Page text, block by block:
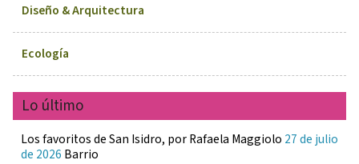
Diseño & Arquitectura
Ecología
Lo último
Los favoritos de San Isidro, por Rafaela Maggiolo 27 de julio
de 2026 Barrio